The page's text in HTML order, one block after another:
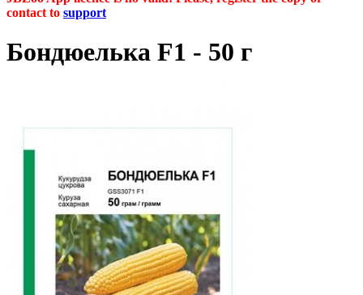
contact to support
Бондюелька F1 - 50 г